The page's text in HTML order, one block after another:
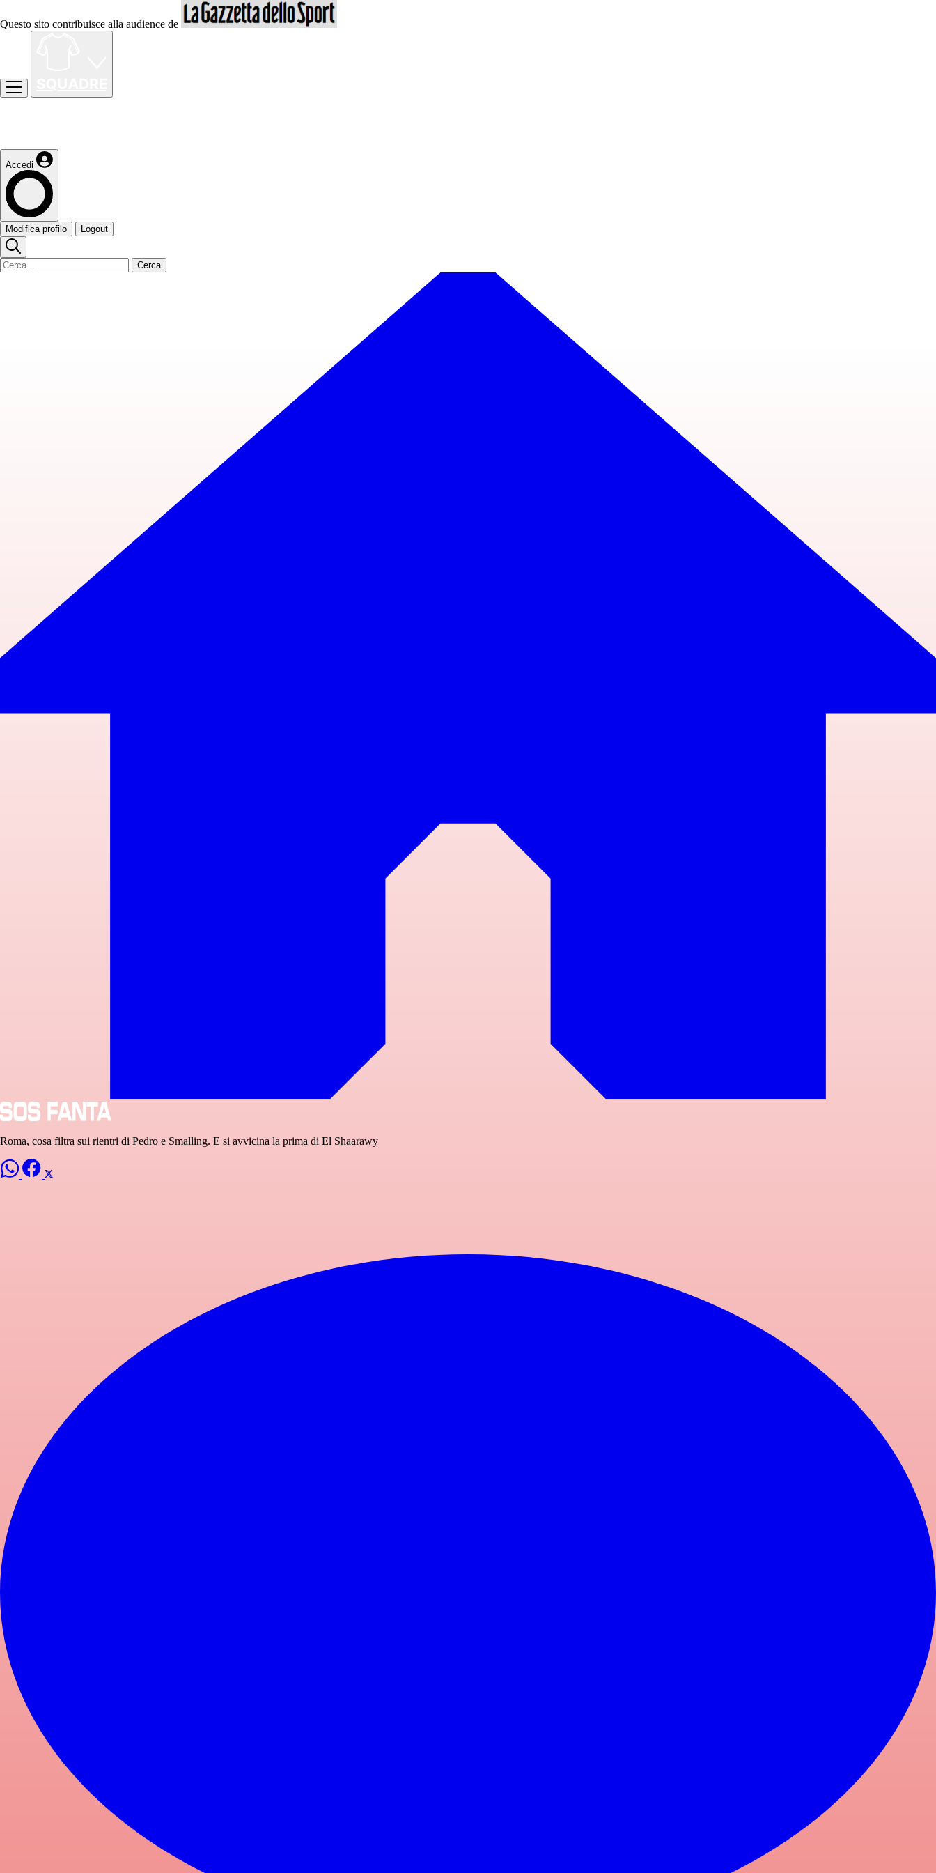
Questo sito contribuisce alla audience de
Accedi
Modifica profilo Logout
Cerca
Roma, cosa filtra sui rientri di Pedro e Smalling. E si avvicina la prima di El Shaarawy